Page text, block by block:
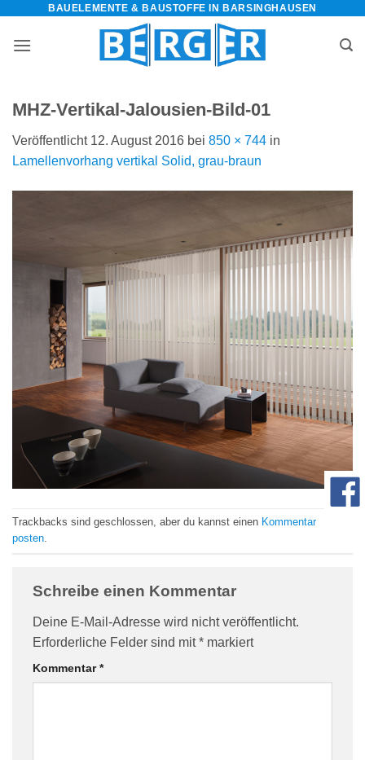
springen
BAUELEMENTE & BAUSTOFFE IN BARSINGHAUSEN
MHZ-Vertikal-Jalousien-Bild-01
Veröffentlicht 12. August 2016 bei 850 × 744 in
Lamellenvorhang vertikal Solid, grau-braun
Trackbacks sind geschlossen, aber du kannst einen Kommentar
posten.
Schreibe einen Kommentar
Deine E-Mail-Adresse wird nicht veröffentlicht.
Erforderliche Felder sind mit* markiert
Kommentar*
da/7396d191548d7bebea1ee96e2c08/